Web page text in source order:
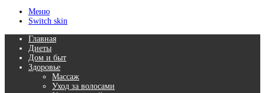
Меню
Switch skin
Главная
Диеты
Дом и быт
Здоровье
Массаж
Уход за волосами